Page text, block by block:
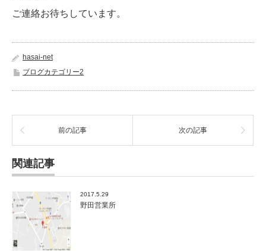
ご連絡お待ちしています。
hasai-net
ブログカテゴリー2
前の記事 次の記事
関連記事
2017.5.29
野田営業所